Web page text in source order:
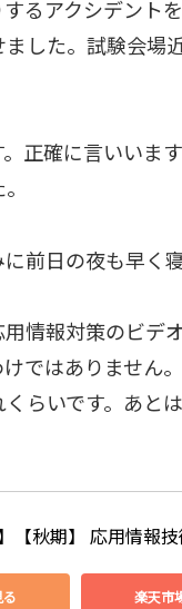
るアクシデント
した。試験会場
。正確に言いいま
前日の夜も早く
情報対策のビデ
ではありません。
くらいです。あと
【秋期】 応用情報
楽天市